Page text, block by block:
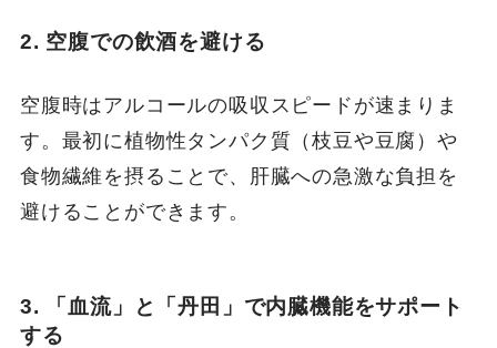
2. 空腹での飲酒を避ける
空腹時はアルコールの吸収スピードが速まりま
す。最初に植物性タンパク質（枝豆や豆腐）や
食物繊維を摂ることで、肝臓への急激な負担を
避けることができます。
3. 「血流」と「丹田」で内臓機能をサポート
する